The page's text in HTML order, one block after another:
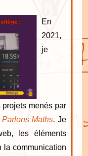
En
2021,
je
menés par
Parlons Maths. Je
les éléments
la communication